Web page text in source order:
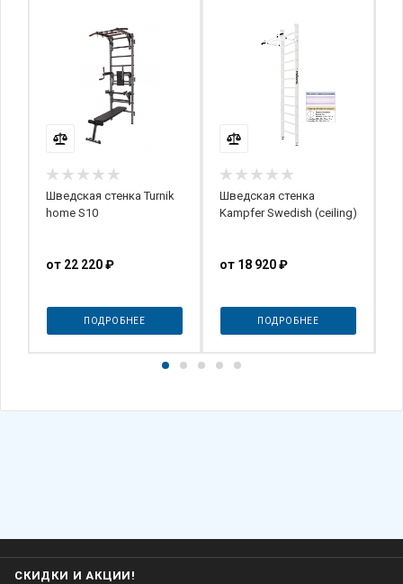
Шведская стенка Turnik
home S10
от 22 220 ₽
ПОДРОБНЕЕ
Шведская стенка
Kampfer Swedish (сeiling)
от 18 920 ₽
ПОДРОБНЕЕ
СКИДКИ И АКЦИИ!